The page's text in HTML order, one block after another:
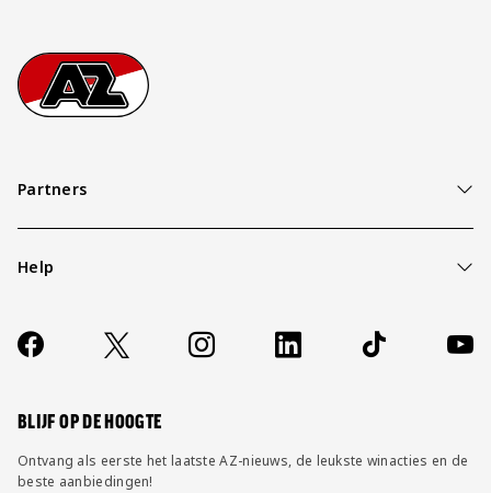
Footer
Ga naar onze homepage
Partners
Help
Contact
FAQ
Socials
https://www.facebook.com/AZAlkmaar
X Instagram LinkedIn TikTok
BLIJF OP DE HOOGTE
Ontvang als eerste het laatste AZ-nieuws, de leukste winacties en de
beste aanbiedingen!